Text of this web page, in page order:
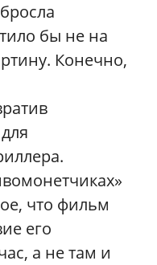
бы не на
Конечно,
что фильм
его
а не там и